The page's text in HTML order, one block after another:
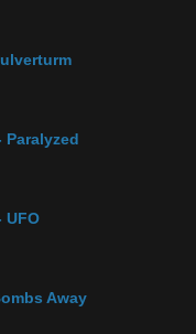
theo van gogh
Paralyzed
UFO
Away